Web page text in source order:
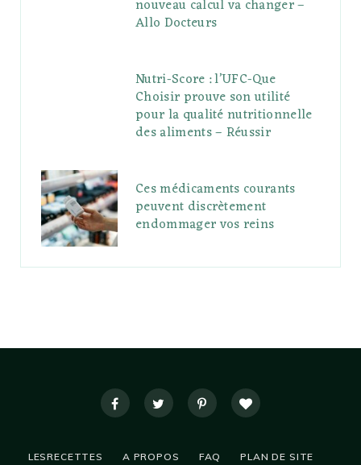
nouveau calcul va changer –
Allo Docteurs
Nutri-Score : l’UFC-Que
Choisir prouve son utilité
pour la qualité nutritionnelle
des aliments – Réussir
Ces médicaments courants
peuvent discrètement
endommager vos reins
LESRECETTES A PROPOS FAQ PLAN DE SITE